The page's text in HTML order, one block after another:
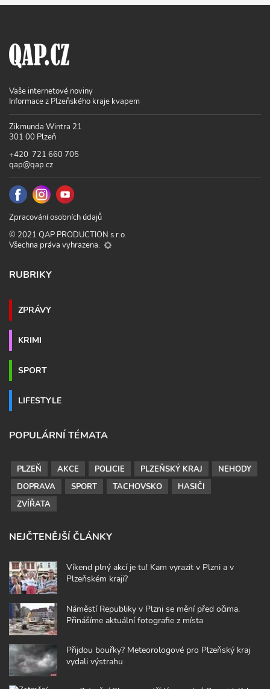
Vaše internetové noviny
Informace z Plzeňského kraje kvapem
Zikmunda Wintra 21
301 00 Plzeň
+420 721 660 705
qap@qap.cz
Zpracování osobních údajů
© 2021 QAP PRODUCTION s.r.o.
Všechna práva vyhrazena.
RUBRIKY
ZPRÁVY
KRIMI
SPORT
LIFESTYLE
POPULÁRNÍ TÉMATA
PLZEŇ AKCE POLICIE PLZEŇSKÝ KRAJ
NEHODY
DOPRAVA
SPORT TACHOVSKO
HASIČI
ZVÍŘATA
NEJČTENĚJŠÍ ČLÁNKY
Víkend plný akcí je tu! Kam vyrazit v Plzni a v
Plzeňském kraji?
Náměstí Republiky v Plzni se mění před očima.
Přinášíme aktuální fotografie z místa
Přijdou bouřky? Meteorologové pro Plzeňský kraj
vydali výstrahu